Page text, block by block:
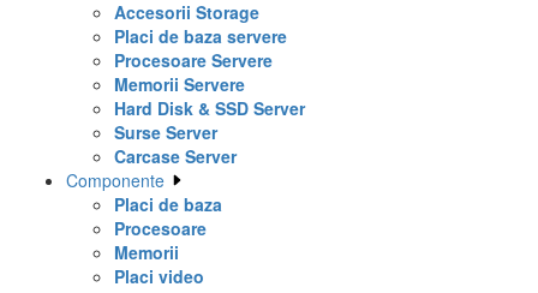
Accesorii Storage
Placi de baza servere
Procesoare Servere
Memorii Servere
Hard Disk & SSD Server
Surse Server
Carcase Server
Componente
Placi de baza
Procesoare
Memorii
Placi video